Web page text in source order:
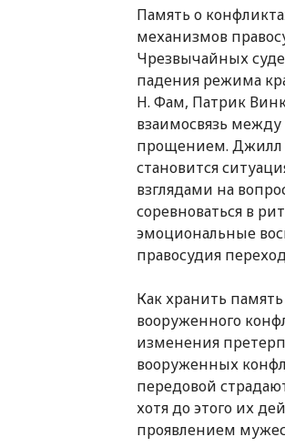
Память о
механизмов
Чрезвычайных
падения режима
Н. Фам, Патрик
взаимосвязь
прощением. Джилл
становится
взглядами на
соревноваться в
эмоциональные
правосудия
Как хранить
вооруженного
изменения
вооруженных
передовой
хотя до этого их
проявлением